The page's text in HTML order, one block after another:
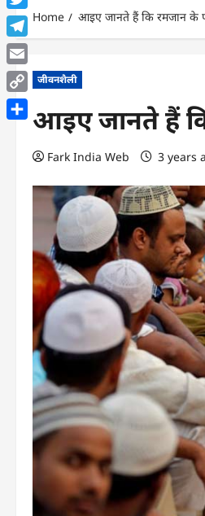
Home आइए जानते हैं कि रमजान के
जीवनशैली
आइए जानते हैं
Fark India Web 3 years
Twitter
Telegram
Email
Copy
Link
Share